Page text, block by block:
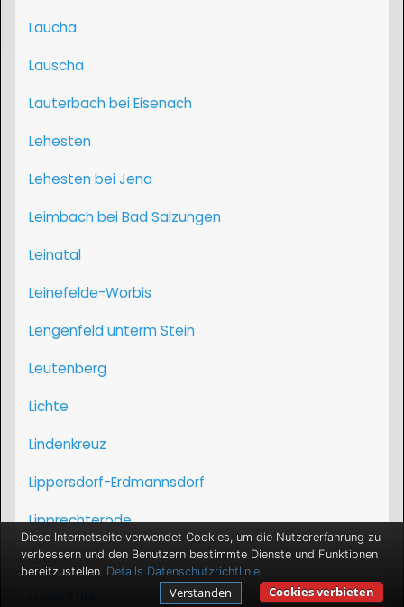
Laucha
Lauscha
Lauterbach bei Eisenach
Lehesten
Lehesten bei Jena
Leimbach bei Bad Salzungen
Leinatal
Leinefelde-Worbis
Lengenfeld unterm Stein
Leutenberg
Lichte
Lindenkreuz
Lippersdorf-Erdmannsdorf
Lipprechterode
Lucka
Diese Internetseite verwendet Cookies, um die Nutzererfahrung zu
verbessern und den Benutzern bestimmte Dienste und Funktionen
bereitzustellen. Details Datenschutzrichtlinie
Cookies verbieten
Verstanden